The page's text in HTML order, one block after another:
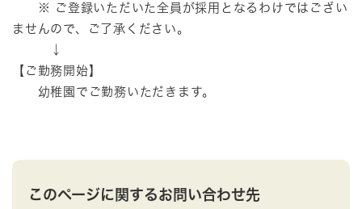
※ ご登録いただいた全員が採用となるわけではござい
ませんので、ご了承ください。
↓
【ご勤務開始】
幼稚園でご勤務いただきます。
このページに関するお問い合わせ先